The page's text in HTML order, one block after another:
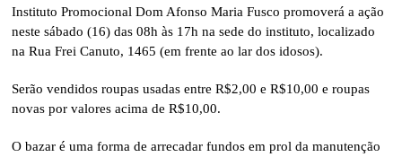
Instituto Promocional Dom Afonso Maria Fusco promoverá a ação
neste sábado (16) das 08h às 17h na sede do instituto, localizado
na Rua Frei Canuto, 1465 (em frente ao lar dos idosos).
Serão vendidos roupas usadas entre R$2,00 e R$10,00 e roupas
novas por valores acima de R$10,00.
O bazar é uma forma de arrecadar fundos em prol da manutenção